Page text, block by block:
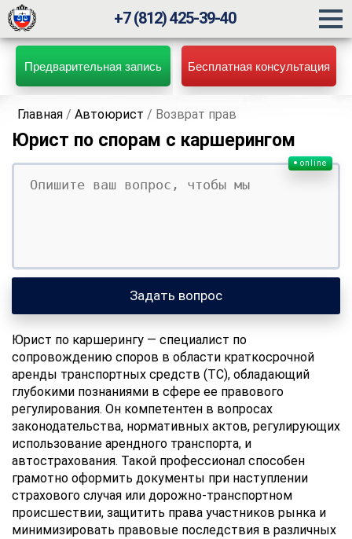
Предварительная запись Бесплатная консультация
+7 (812) 425-39-40
Главная /Автоюрист / Возврат прав
Юрист по спорам с каршерингом
Ваш вопрос
Ваше имя
online
Задать вопрос
Юрист по каршерингу — специалист по
сопровождению споров в области краткосрочной
аренды транспортных средств (ТС), обладающий
глубокими познаниями в сфере ее правового
регулирования. Он компетентен в вопросах
законодательства, нормативных актов, регулирующих
использование арендного транспорта, и
автострахования. Такой профессионал способен
грамотно оформить документы при наступлении
страхового случая или дорожно-транспортном
происшествии, защитить права участников рынка и
минимизировать правовые последствия в различных